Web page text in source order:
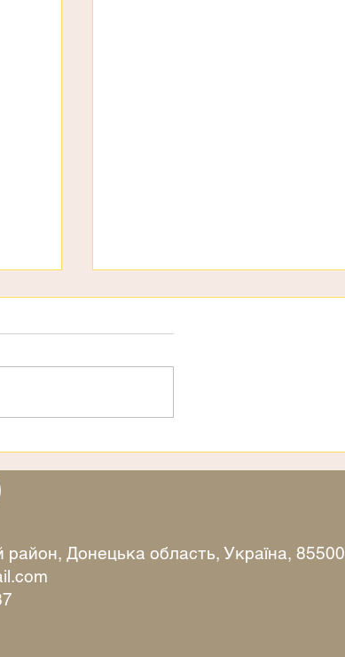
3 страхи
Донецька область, Україна, 85500